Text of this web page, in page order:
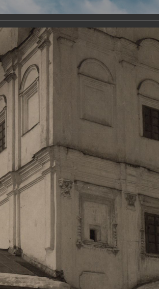
Сайт
Наследники
Галерея Храмы-мученики
Свято-
Троицкий собор Архангельска